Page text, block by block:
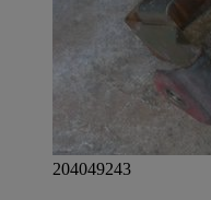
204049243